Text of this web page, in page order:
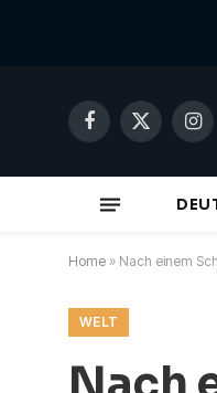
Facebook
X
Home » Nach einem
WELT